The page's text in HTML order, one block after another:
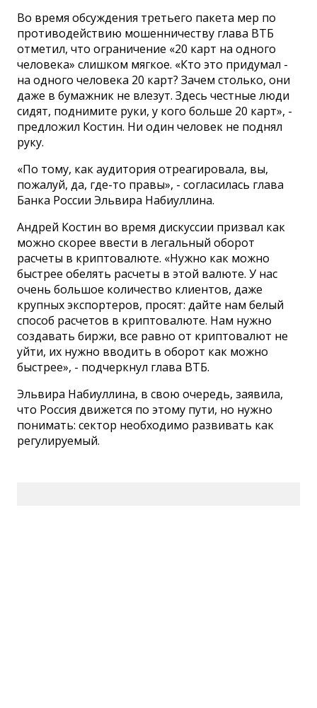
Во время обсуждения третьего пакета мер по
противодействию мошенничеству глава ВТБ
отметил, что ограничение «20 карт на одного
человека» слишком мягкое. «Кто это придумал -
на одного человека 20 карт? Зачем столько, они
даже в бумажник не влезут. Здесь честные люди
сидят, поднимите руки, у кого больше 20 карт», -
предложил Костин. Ни один человек не поднял
руку.
«По тому, как аудитория отреагировала, вы,
пожалуй, да, где-то правы», - согласилась глава
Банка России Эльвира Набиуллина.
Андрей Костин во время дискуссии призвал как
можно скорее ввести в легальный оборот
расчеты в криптовалюте. «Нужно как можно
быстрее обелять расчеты в этой валюте. У нас
очень большое количество клиентов, даже
крупных экспортеров, просят: дайте нам белый
способ расчетов в криптовалюте. Нам нужно
создавать биржи, все равно от криптовалют не
уйти, их нужно вводить в оборот как можно
быстрее», - подчеркнул глава ВТБ.
Эльвира Набиуллина, в свою очередь, заявила,
что Россия движется по этому пути, но нужно
понимать: сектор необходимо развивать как
регулируемый.